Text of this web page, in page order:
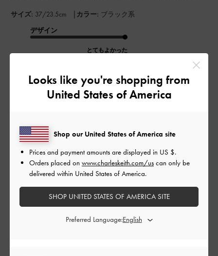
サイズ: 37/23.5cm | カラー: ブラック系
デザイン
とてもよかった
よかった
このレビューは役に立ちましたか？
ご利用者様 2024-03-28
Looks like you're shopping from
United States of America
Shop our United States of America site
Prices and payment amounts are displayed in US $.
Orders placed on www.charleskeith.com/us can only be
delivered within United States of America.
SHOP UNITED STATES OF AMERICA SITE
Preferred Language: